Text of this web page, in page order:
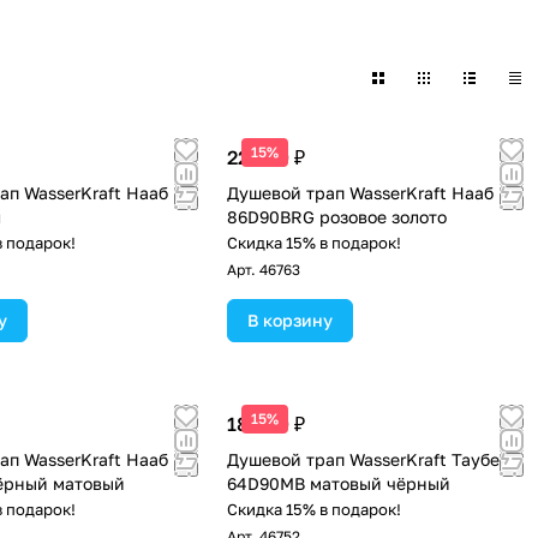
с ведущими
в создании
WasserKraft Нааб
подарок!
15%
22 490 ₽
Душевой трап WasserKraft Нааб
86D90BRG розовое золото
Скидка 15% в подарок!
Арт. 46763
В корзину
WasserKraft Нааб
матовый
подарок!
15%
18 390 ₽
Душевой трап WasserKraft Таубер
64D90MB матовый чёрный
Скидка 15% в подарок!